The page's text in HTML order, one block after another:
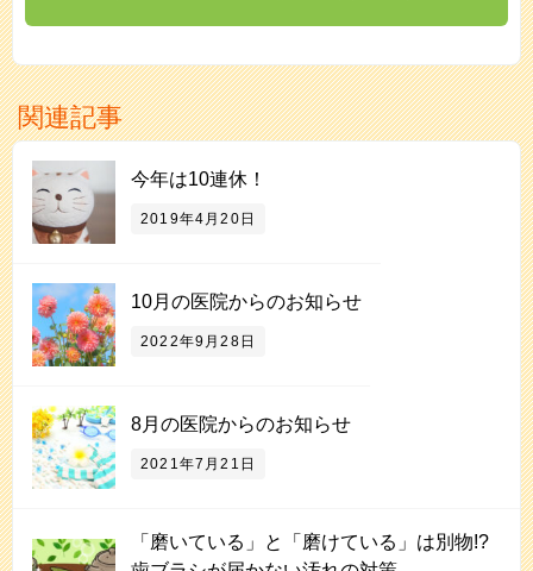
関連記事
今年は10連休！
2019年4月20日
10月の医院からのお知らせ
2022年9月28日
8月の医院からのお知らせ
2021年7月21日
「磨いている」と「磨けている」は別物!?